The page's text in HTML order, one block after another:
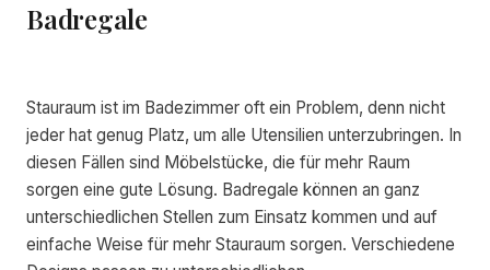
Badregale
Stauraum ist im Badezimmer oft ein Problem, denn nicht
jeder hat genug Platz, um alle Utensilien unterzubringen. In
diesen Fällen sind Möbelstücke, die für mehr Raum
sorgen eine gute Lösung. Badregale können an ganz
unterschiedlichen Stellen zum Einsatz kommen und auf
einfache Weise für mehr Stauraum sorgen. Verschiedene